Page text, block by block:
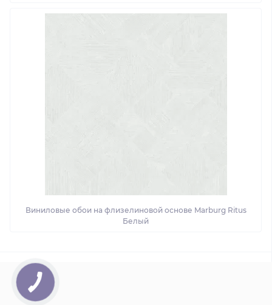
Виниловые обои на флизелиновой основе Marburg Ritus
Белый